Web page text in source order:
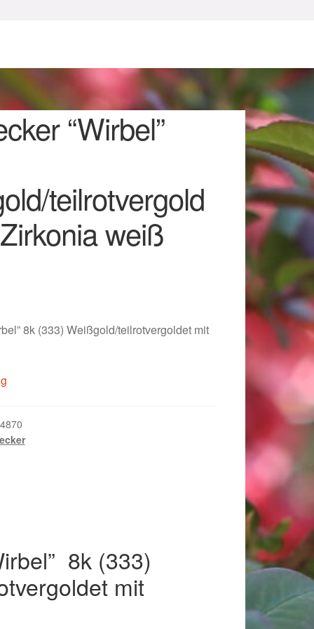
“Wirbel”
teilrotvergold
weiß
8k (333) Weißgold/teilrotvergoldet mit
8k (333)
mit